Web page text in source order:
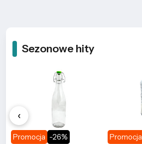
Sezonowe hity
‹
Promocja -26% Promocja